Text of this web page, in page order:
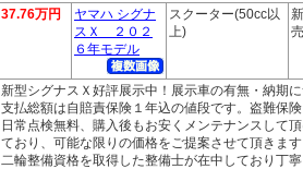
37.76万円
ヤマハ シグナ
スＸ ２０２
６年モデル
スクーター(50cc以
上)
新型シグナスＸ好評展示中！展示車の有無・納期
支払総額は自賠責保険１年込の値段です。盗難保
日常点検無料、購入後もお安くメンテナンスして
ており、可能な限りの価格をご提案させて頂きま
二輪整備資格を取得した整備士が在中しており丁